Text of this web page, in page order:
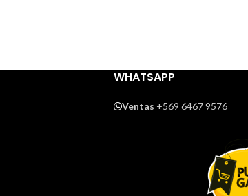
WHATSAPP
Ventas +569 6467 9576